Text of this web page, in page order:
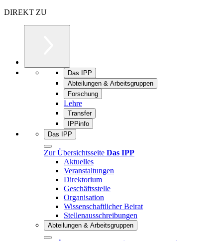
DIREKT ZU
Das IPP
Abteilungen & Arbeitsgruppen
Forschung
Lehre
Transfer
IPPinfo
Das IPP
Zur Übersichtsseite Das IPP
Aktuelles
Veranstaltungen
Direktorium
Geschäftsstelle
Organisation
Wissenschaftlicher Beirat
Stellenausschreibungen
Abteilungen & Arbeitsgruppen